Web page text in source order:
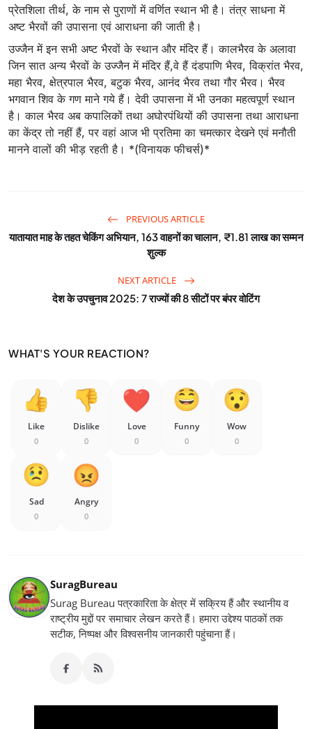
प्रेतशिला तीर्थ, के नाम से पुराणों में वर्णित स्थान भी है। तंत्र साधना में
अष्ट भैरवों की उपासना एवं आराधना की जाती है।
उज्जैन में इन सभी अष्ट भैरवों के स्थान और मंदिर हैं। कालभैरव के अलावा
जिन सात अन्य भैरवों के उज्जैन में मंदिर हैं,वे हैं दंडपाणि भैरव, विक्रांत भैरव,
महा भैरव, क्षेत्रपाल भैरव, बटुक भैरव, आनंद भैरव तथा गौर भैरव। भैरव
भगवान शिव के गण माने गये हैं। देवी उपासना में भी उनका महत्वपूर्ण स्थान
है। काल भैरव अब कपालिकों तथा अघोरपंथियों की उपासना तथा आराधना
का केंद्र तो नहीं हैं, पर वहां आज भी प्रतिमा का चमत्कार देखने एवं मनौती
मानने वालों की भीड़ रहती है। *(विनायक फीचर्स)*
PREVIOUS ARTICLE
यातायात माह के तहत चेकिंग अभियान, 163 वाहनों का चालान, ₹1.81 लाख का सम्मन
शुल्क
NEXT ARTICLE
देश के उपचुनाव 2025: 7 राज्यों की 8 सीटों पर बंपर वोटिंग
WHAT'S YOUR REACTION?
Like
0
Dislike
0
Love
0
Funny
0
Wow
0
Sad
0
Angry
0
SuragBureau
Surag Bureau पत्रकारिता के क्षेत्र में सक्रिय हैं और स्थानीय व
राष्ट्रीय मुद्दों पर समाचार लेखन करते हैं। हमारा उद्देश्य पाठकों तक
सटीक, निष्पक्ष और विश्वसनीय जानकारी पहुंचाना हैं।